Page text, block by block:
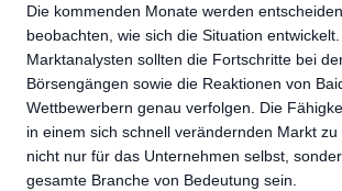
Die kommenden Monate werden
beobachten, wie sich die Situation
Marktanalysten sollten die Fortschritte bei
Börsengängen sowie die Reaktionen von
Wettbewerbern genau verfolgen. Die
in einem sich schnell verändernden Markt
nicht nur für das Unternehmen selbst,
gesamte Branche von Bedeutung sein.